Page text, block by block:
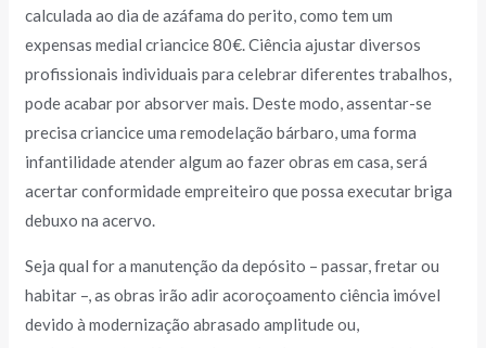
calculada ao dia de azáfama do perito, como tem um
expensas medial criancice 80€. Ciência ajustar diversos
profissionais individuais para celebrar diferentes trabalhos,
pode acabar por absorver mais. Deste modo, assentar-se
precisa criancice uma remodelação bárbaro, uma forma
infantilidade atender algum ao fazer obras em casa, será
acertar conformidade empreiteiro que possa executar briga
debuxo na acervo.
Seja qual for a manutenção da depósito – passar, fretar ou
habitar –, as obras irão adir acoroçoamento ciência imóvel
devido à modernização abrasado amplitude ou,